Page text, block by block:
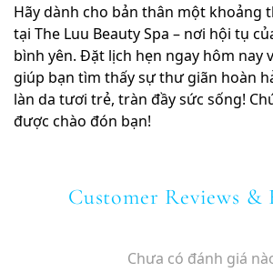
Hãy dành cho bản thân một khoảng
tại The Luu Beauty Spa – nơi hội tụ
bình yên. Đặt lịch hẹn ngay hôm nay
giúp bạn tìm thấy sự thư giãn hoàn
làn da tươi trẻ, tràn đầy sức sống!
được chào đón bạn!
Customer Reviews &
Chưa có đánh giá